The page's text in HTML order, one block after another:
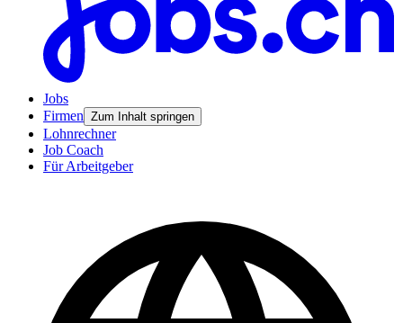
Jobs
Firmen Zum Inhalt springen
Lohnrechner
Job Coach
Für Arbeitgeber